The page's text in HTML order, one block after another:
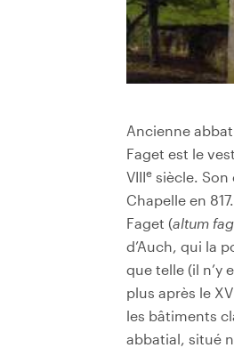
Ancienne
Faget est le
VIIIe siècle. Son
Chapelle en
Faget (altum
d’Auch, qui la
que telle (il n’y
plus après le
les bâtiments
abbatial, situé